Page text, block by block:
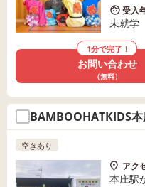
受入
未就学
1分で完了！
お問い合わせ
（無料）
BAMBOOHATKIDS
空きあり
アク
本庄駅